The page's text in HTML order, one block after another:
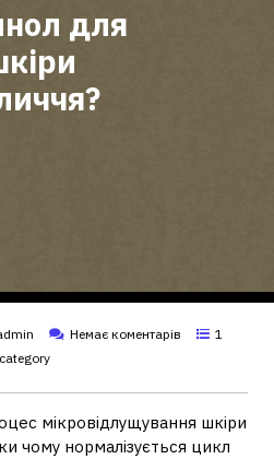
для
Немає коментарів
1
category
мікровідлущування шкіри
чому нормалізується цикл